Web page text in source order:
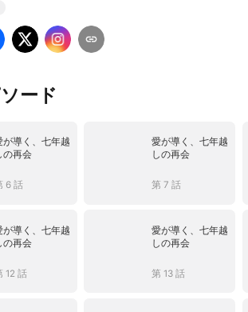
ード
が導く、七年越
の再会
6 話
愛が導く、七年越
しの再会
第 7 話
が導く、七年越
の再会
12 話
愛が導く、七年越
しの再会
第 13 話